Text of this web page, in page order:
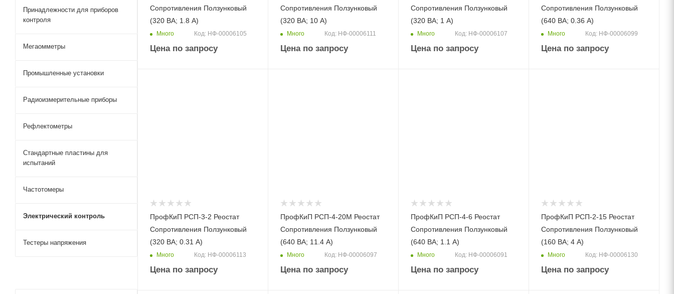
Сопротивления Ползунковый
(320 ВА; 1.8 А)
Много Код: НФ-00006105
Цена по запросу
Сопротивления Ползунковый
(320 ВА; 10 А)
Много Код: НФ-00006111
Цена по запросу
Сопротивления Ползунковый
(320 ВА; 1 А)
Много Код: НФ-00006107
Цена по запросу
Сопротивления Ползунковый
(640 ВА; 0.36 А)
Много Код: НФ-00006099
Цена по запросу
ПрофКиП РСП-3-2 Реостат
Сопротивления Ползунковый
(320 ВА; 0.31 А)
Много Код: НФ-00006113
Цена по запросу
ПрофКиП РСП-4-20М Реостат
Сопротивления Ползунковый
(640 ВА; 11.4 А)
Много Код: НФ-00006097
Цена по запросу
ПрофКиП РСП-4-6 Реостат
Сопротивления Ползунковый
(640 ВА; 1.1 А)
Много Код: НФ-00006091
Цена по запросу
ПрофКиП РСП-2-15 Реостат
Сопротивления Ползунковый
(160 ВА; 4 А)
Много Код: НФ-00006130
Цена по запросу
Принадлежности для приборов
контроля
Мегаомметры
Промышленные установки
Радиоизмерительные приборы
Рефлектометры
Стандартные пластины для
испытаний
Частотомеры
Электрический контроль
Тестеры напряжения